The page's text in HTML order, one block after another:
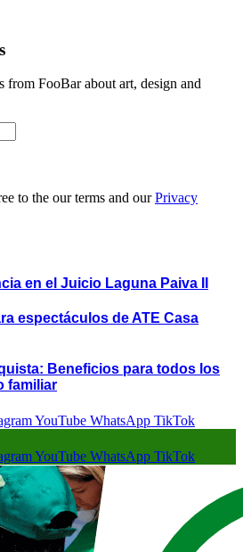
from FooBar about art, design and
to the our terms and ourPrivacy
en el Juicio Laguna Paiva II
espectáculos de ATE Casa
Beneficios para todos los
familiar
YouTube WhatsApp TikTok
YouTube WhatsApp TikTok